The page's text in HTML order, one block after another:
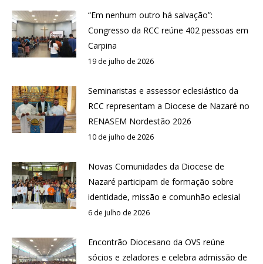
“Em nenhum outro há salvação”:
Congresso da RCC reúne 402 pessoas em
Carpina
19 de julho de 2026
Seminaristas e assessor eclesiástico da
RCC representam a Diocese de Nazaré no
RENASEM Nordestão 2026
10 de julho de 2026
Novas Comunidades da Diocese de
Nazaré participam de formação sobre
identidade, missão e comunhão eclesial
6 de julho de 2026
Encontrão Diocesano da OVS reúne
sócios e zeladores e celebra admissão de